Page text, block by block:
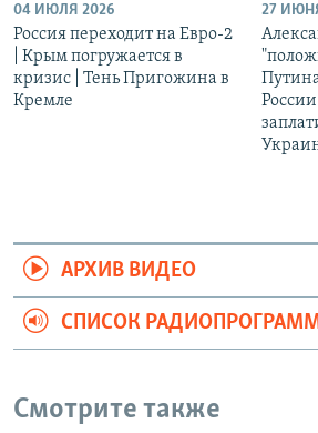
04 ИЮЛЯ 2026
Россия переходит на Евро-2
| Крым погружается в
кризис | Тень Пригожина в
Кремле
27
АРХИВ ВИДЕО
СПИСОК
Смотрите также